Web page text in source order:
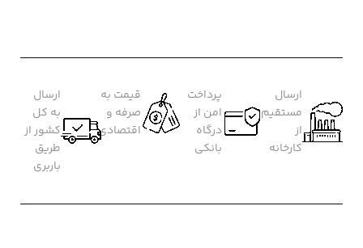
ارسال
مستقیم
از
کارخانه
پرداخت
امن از
درگاه
بانکی
قیمت به
صرفه و
اقتصادی
ارسال
به کل
کشور از
طریق
باربری